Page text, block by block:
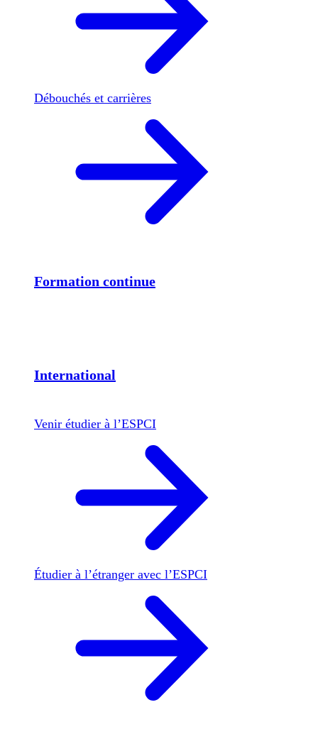
Débouchés et carrières
Formation continue
International
Venir étudier à l’ESPCI
Étudier à l’étranger avec l’ESPCI